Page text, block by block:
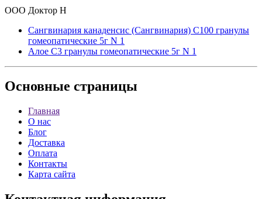
ООО Доктор Н
Сангвинария канаденсис (Сангвинария) С100 гранулы
гомеопатические 5г N 1
Алое C3 гранулы гомеопатические 5г N 1
Основные страницы
Главная
О нас
Блог
Доставка
Оплата
Контакты
Карта сайта